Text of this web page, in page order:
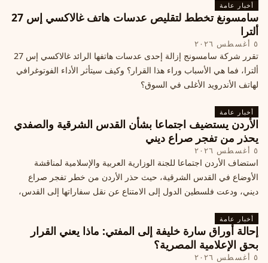
أخبار عامة
سامسونغ تخطط لتقليص عدسات هاتف غالاكسي إس 27
ألترا
٥ أغسطس ٢٠٢٦
تقرر شركة سامسونج إزالة إحدى عدسات هاتفها الرائد غالاكسي إس 27
ألترا، فما هي الأسباب وراء هذا القرار؟ وكيف سيتأثر الأداء الفوتوغرافي
لهاتف الأندرويد الأغلى في السوق؟
أخبار عامة
الأردن يستضيف اجتماعا بشأن القدس الشرقية والصفدي
يحذر من تفجر صراع ديني
٥ أغسطس ٢٠٢٦
استضاف الأردن اجتماعا للجنة الوزارية العربية والإسلامية لمناقشة
الأوضاع في القدس الشرقية، حيث حذر الأردن من خطر تفجر صراع
ديني، ودعت فلسطين الدول إلى الامتناع عن نقل سفاراتها إلى القدس،
أخبار عامة
إحالة أوراق سارة خليفة إلى المفتي: ماذا يعني القرار
بحق الإعلامية المصرية؟
٥ أغسطس ٢٠٢٦